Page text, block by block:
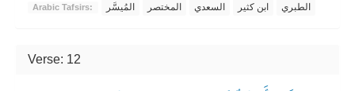
Arabic Tafsirs: المُيسَّر المختصر السعدي ابن كثير الطبري
Verse: 12